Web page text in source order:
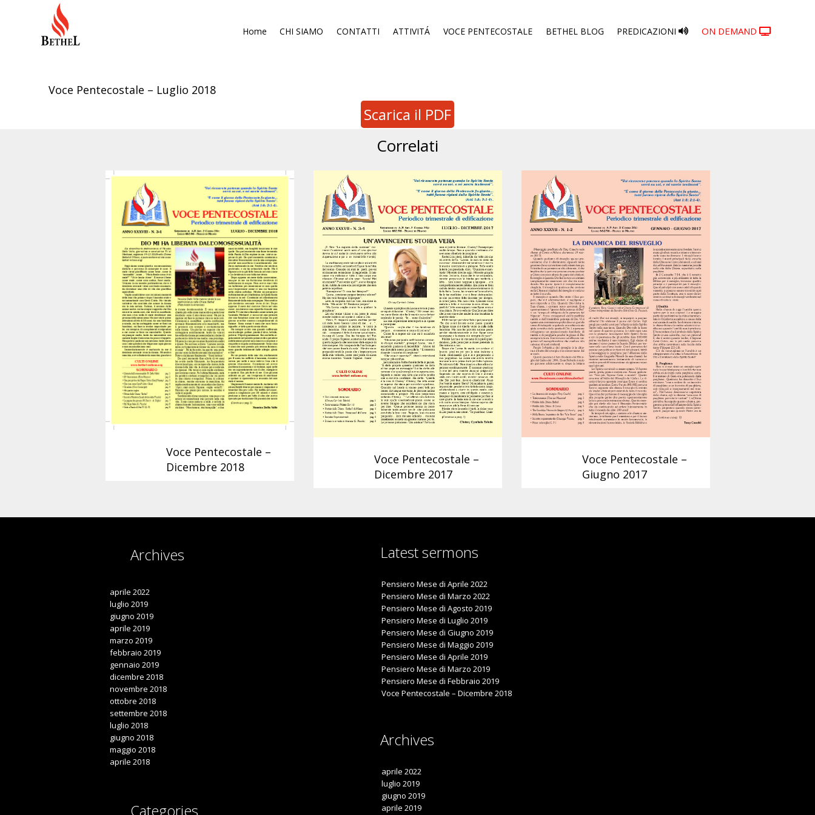
Home CHI SIAMO CONTATTI ATTIVITÁ VOCE PENTECOSTALE BETHEL BLOG PREDICAZIONI ON DEMAND
Voce Pentecostale – Luglio 2018
Scarica il PDF
Correlati
Voce Pentecostale –
Dicembre 2018
Voce Pentecostale –
Dicembre 2017
Voce Pentecostale –
Giugno 2017
Archives
aprile 2022
luglio 2019
giugno 2019
aprile 2019
marzo 2019
febbraio 2019
gennaio 2019
dicembre 2018
novembre 2018
ottobre 2018
settembre 2018
luglio 2018
giugno 2018
maggio 2018
aprile 2018
Categories
Latest sermons
Pensiero Mese di Aprile 2022
Pensiero Mese di Marzo 2022
Pensiero Mese di Agosto 2019
Pensiero Mese di Luglio 2019
Pensiero Mese di Giugno 2019
Pensiero Mese di Maggio 2019
Pensiero Mese di Aprile 2019
Pensiero Mese di Marzo 2019
Pensiero Mese di Febbraio 2019
Voce Pentecostale – Dicembre 2018
Archives
aprile 2022
luglio 2019
giugno 2019
aprile 2019